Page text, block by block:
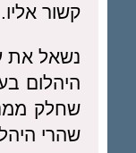
קשור אליו.
נשאל את
היהלום
שחלק
שהרי